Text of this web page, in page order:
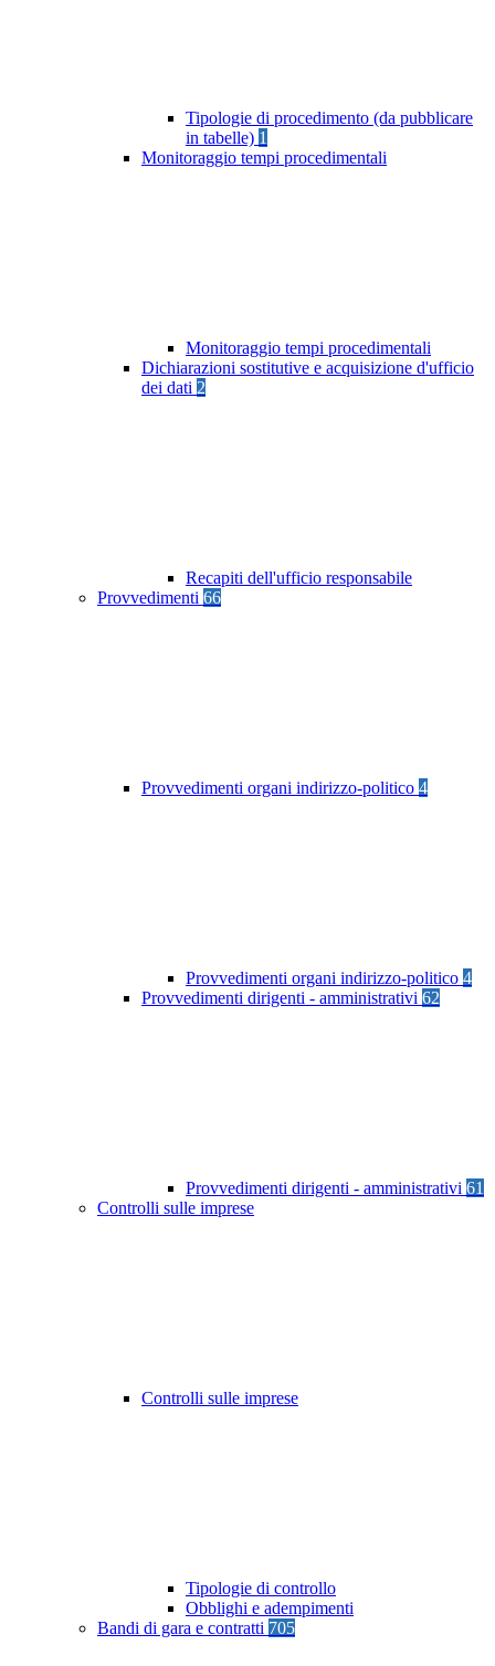
Tipologie di procedimento (da pubblicare
in tabelle) 1
Monitoraggio tempi procedimentali
Monitoraggio tempi procedimentali
Dichiarazioni sostitutive e acquisizione d'ufficio
dei dati 2
Recapiti dell'ufficio responsabile
Provvedimenti 66
Provvedimenti organi indirizzo-politico 4
Provvedimenti organi indirizzo-politico 4
Provvedimenti dirigenti - amministrativi 62
Provvedimenti dirigenti - amministrativi 61
Controlli sulle imprese
Controlli sulle imprese
Tipologie di controllo
Obblighi e adempimenti
Bandi di gara e contratti 705